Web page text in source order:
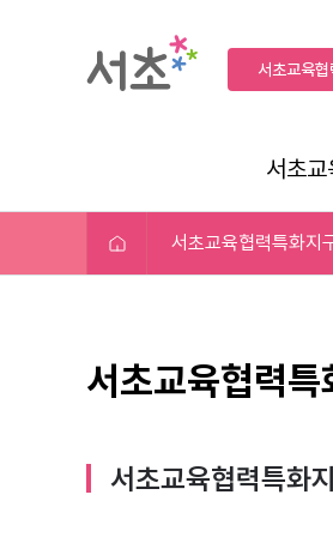
서초교육
서초
서초교육협력특화지
서초교육협력특
서초교육협력특화